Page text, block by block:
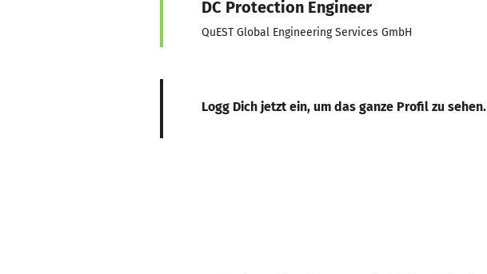
DC Protection Engineer
QuEST Global Engineering Services GmbH
Logg Dich jetzt ein, um das ganze Profil zu sehen.